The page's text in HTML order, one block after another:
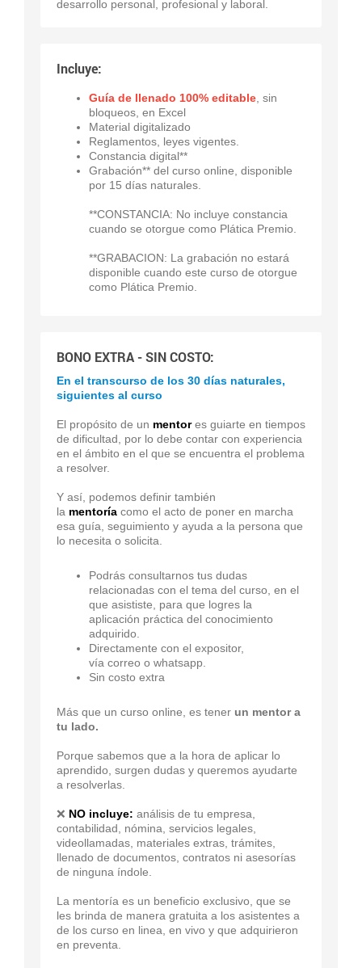
desarrollo personal, profesional y laboral.
Incluye:
Guía de llenado 100% editable , sin
bloqueos, en Excel
Material digitalizado
Reglamentos, leyes vigentes.
Constancia digital**
Grabación** del curso online, disponible
por 15 días naturales.
**CONSTANCIA: No incluye constancia
cuando se otorgue como Plática Premio.
**GRABACION: La grabación no estará
disponible cuando este curso de otorgue
como Plática Premio.
BONO EXTRA - SIN COSTO:
En el transcurso de los 30 días naturales,
siguientes al curso
El propósito de un mentores guiarte en tiempos
de dificultad, por lo debe contar con experiencia
en el ámbito en el que se encuentra el problema
a resolver.
Y así, podemos definir también
la mentoría como el acto de poner en marcha
esa guía, seguimiento y ayuda a la persona que
lo necesita o solicita.
Podrás consultarnos tus dudas
relacionadas con el tema del curso, en el
que asististe, para que logres la
aplicación práctica del conocimiento
adquirido.
Directamente con el expositor,
vía correo o whatsapp.
Sin costo extra
Más que un curso online, es tener un mentor a
tu lado.
Porque sabemos que a la hora de aplicar lo
aprendido, surgen dudas y queremos ayudarte
a resolverlas.
❌ NO incluye: análisis de tu empresa,
contabilidad, nómina, servicios legales,
videollamadas, materiales extras, trámites,
llenado de documentos, contratos ni asesorías
de ninguna índole.
La mentoría es un beneficio exclusivo, que se
les brinda de manera gratuita a los asistentes a
de los curso en linea, en vivo y que adquirieron
en preventa.